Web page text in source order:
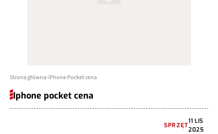
Strona główna iPhone Pocket cena
Iphone pocket cena
SPRZĘT
11 LIS
2025